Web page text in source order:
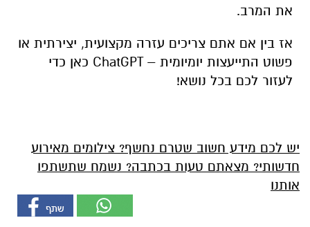
את המרב.
אז בין אם אתם צריכים עזרה מקצועית, יצירתית או
פשוט התייעצות יומיומית – ChatGPT כאן כדי
לעזור לכם בכל נושא!
יש לכם מידע חשוב שטרם נחשף? צילומים מאירוע
חדשותי? מצאתם טעות בכתבה? נשמח שתשתפו
אותנו